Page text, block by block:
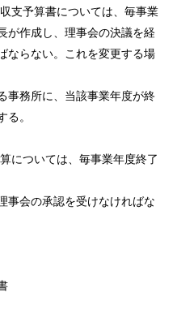
支予算書については、毎事業
が作成し、理事会の決議を経
ならない。これを変更する場
務所に、当該事業年度が終
。
については、毎事業年度終了
事会の承認を受けなければな